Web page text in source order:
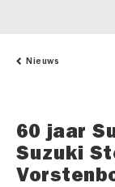
Nieuws
60 jaar
Suzuki